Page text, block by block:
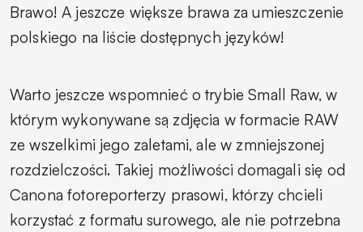
Brawo! A jeszcze większe brawa za umieszczenie
polskiego na liście dostępnych języków!
Warto jeszcze wspomnieć o trybie Small Raw, w
którym wykonywane są zdjęcia w formacie RAW
ze wszelkimi jego zaletami, ale w zmniejszonej
rozdzielczości. Takiej możliwości domagali się od
Canona fotoreporterzy prasowi, którzy chcieli
korzystać z formatu surowego, ale nie potrzebna